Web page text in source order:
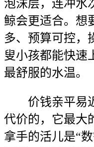
泡沫层，连冲水
鲸会更适合。想
多、预算可控，
叟小孩都能快速
最舒服的水温。
价钱亲平易近
代价的，它最大
拿手的活儿是“